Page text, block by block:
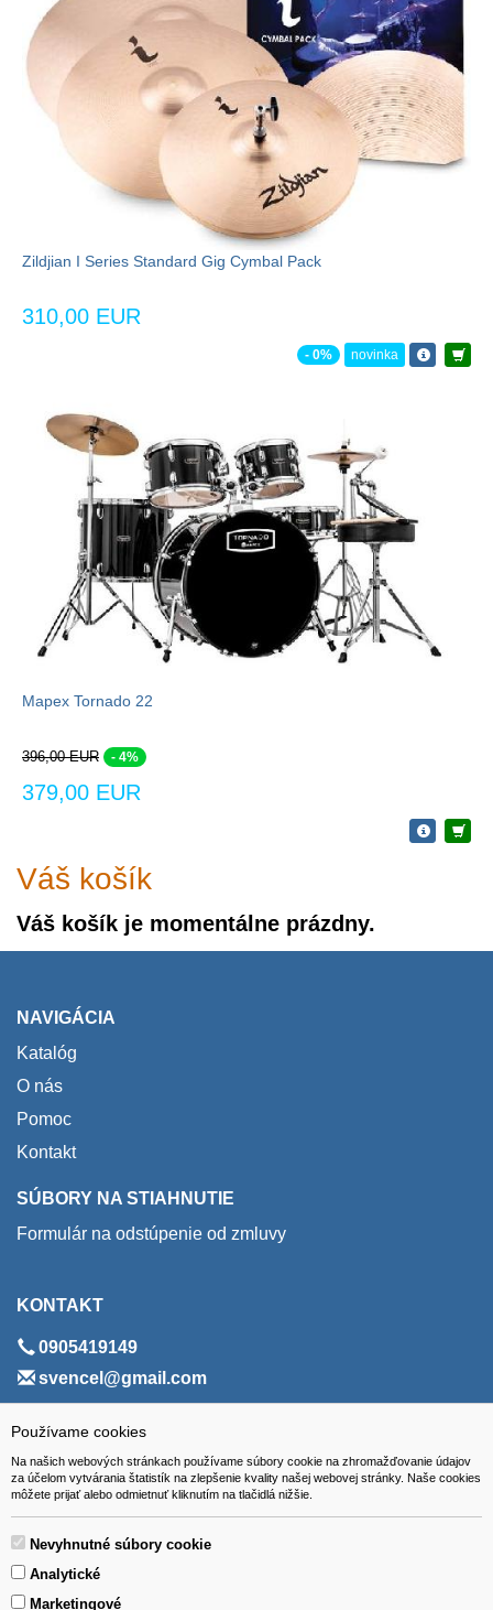
Používame cookies
Na našich webových stránkach používame súbory cookie na zhromažďovanie údajov
za účelom vytvárania štatistík na zlepšenie kvality našej webovej stránky. Naše cookies
môžete prijať alebo odmietnuť kliknutím na tlačidlá nižšie.
Nevyhnutné súbory cookie
Analytické
Marketingové
Zildjian I Series Standard Gig Cymbal Pack
310,00 EUR
- 0% novinka
Mapex Tornado 22
396,00 EUR - 4%
379,00 EUR
Váš košík
Váš košík je momentálne prázdny.
NAVIGÁCIA
Katalóg
O nás
Pomoc
Kontakt
SÚBORY NA STIAHNUTIE
Formulár na odstúpenie od zmluvy
KONTAKT
0905419149
svencel@gmail.com
ADRESA
VEST - tech s.r.o.
Hviezdoslavova 280/6, 965 01 Žiar nad Hronom
Slovakia (Slovak Republic)